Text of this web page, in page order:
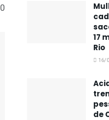
0
17
Rio
16/
de